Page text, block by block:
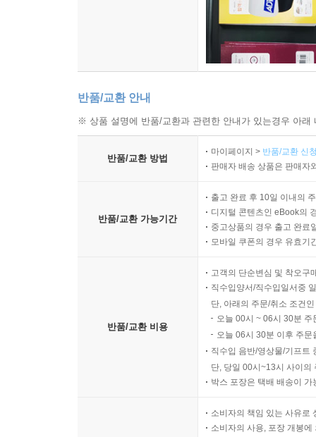
반품/교환 안내
※ 상품 설명에 반품/교환과 관련한 안내가 있는경우 아
반품/교환 방법
마이페이지 > 반품/교환 신
판매자 배송 상품은 판매자
반품/교환 가능기간
출고 완료 후 10일 이내의
디지털 콘텐츠인 eBook의
중고상품의 경우 출고 완료
모바일 쿠폰의 경우 유효기
반품/교환 비용
고객의 단순변심 및 착오구
직수입양서/직수입일서중
단, 아래의 주문/취소 조건
오늘 00시 ~ 06시 30분
오늘 06시 30분 이후 주
직수입 음반/영상물/기프트
단, 당일 00시~13시 사이의
박스 포장은 택배 배송이
소비자의 책임 있는 사유로
소비자의 사용, 포장 개봉